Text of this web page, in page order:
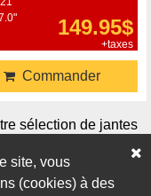
149.95$
+taxes
Commander
sélection de jantes
site, vous
(cookies) à des